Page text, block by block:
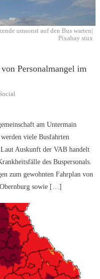
umsonst auf den Bus warten|
Pixabay stux
Personalmangel im
am Untermain
viele Busfahrten
Auskunft der VAB handelt
des Buspersonals.
zum gewohnten Fahrplan von
sowie […]